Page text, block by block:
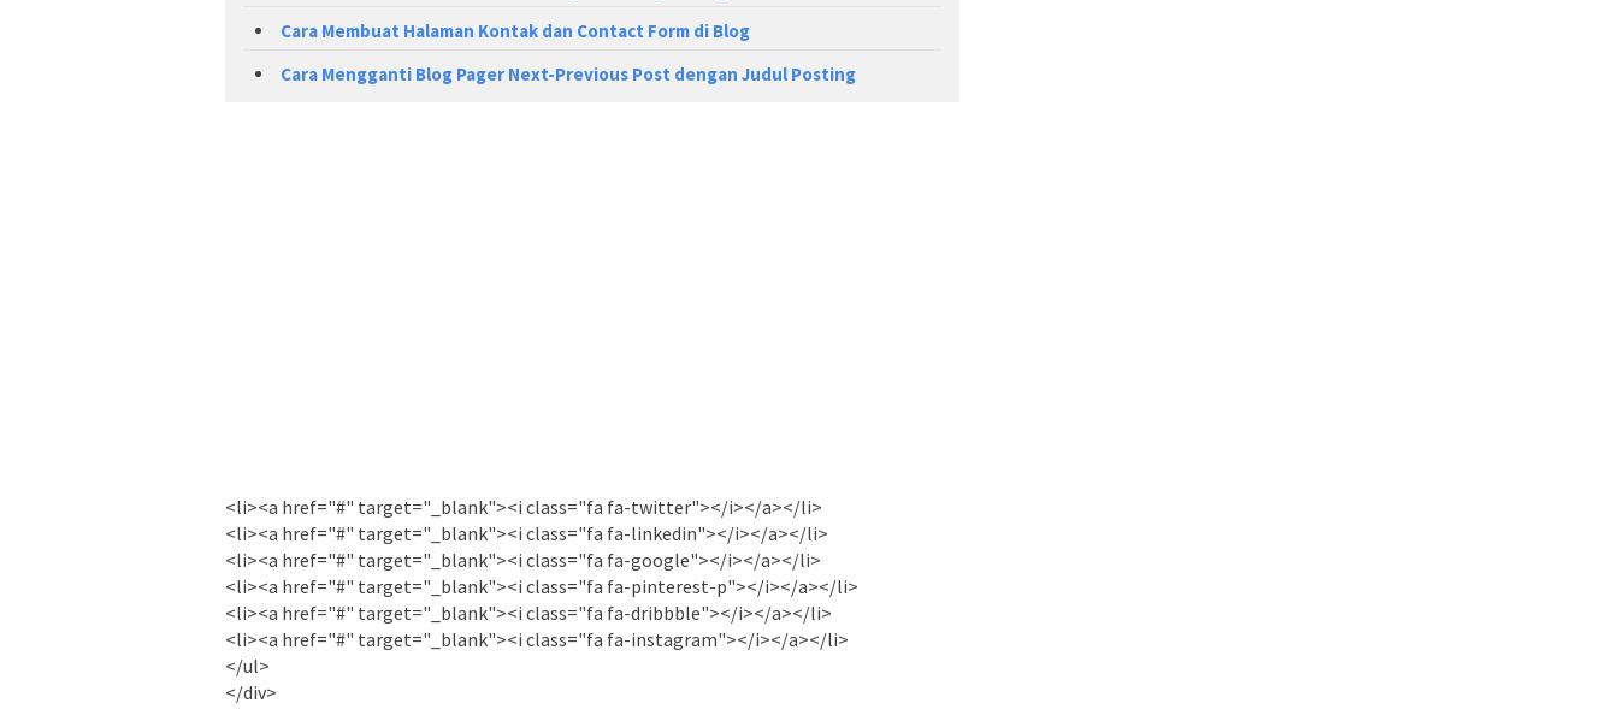
Cara Membuat Halaman Kontak dan Contact Form di Blog
Cara Mengganti Blog Pager Next-Previous Post dengan Judul Posting
<li><a href="#" target="_blank"><i class="fa fa-twitter"></i></a></li>
<li><a href="#" target="_blank"><i class="fa fa-linkedin"></i></a></li>
<li><a href="#" target="_blank"><i class="fa fa-google"></i></a></li>
<li><a href="#" target="_blank"><i class="fa fa-pinterest-p"></i></a></li>
<li><a href="#" target="_blank"><i class="fa fa-dribbble"></i></a></li>
<li><a href="#" target="_blank"><i class="fa fa-instagram"></i></a></li>
</ul>
</div>